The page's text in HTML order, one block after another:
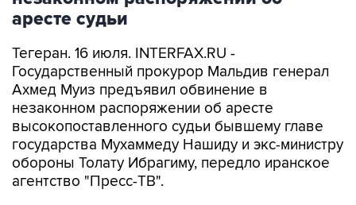
аресте судьи
Тегеран. 16 июля. INTERFAX.RU -
Государственный прокурор Мальдив генерал
Ахмед Муиз предъявил обвинение в
незаконном распоряжении об аресте
высокопоставленного судьи бывшему главе
государства Мухаммеду Нашиду и экс-министру
обороны Толату Ибрагиму, передло иранское
агентство "Пресс-ТВ".